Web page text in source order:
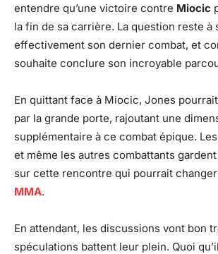
entendre qu’une victoire contre Miocic
la fin de sa carrière. La question reste à
effectivement son dernier combat, et
souhaite conclure son incroyable
En quittant face à Miocic, Jones
par la grande porte, rajoutant une
supplémentaire à ce combat épique.
et même les autres combattants
sur cette rencontre qui pourrait
MMA.
En attendant, les discussions vont bon
spéculations battent leur plein. Quoi